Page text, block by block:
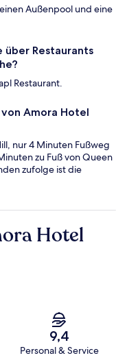
Außenpool und eine
über Restaurants
Restaurant.
Amora Hotel
nur 4 Minuten Fußweg
zu Fuß von Queen
zufolge ist die
Hotel
9,4
Personal & Service